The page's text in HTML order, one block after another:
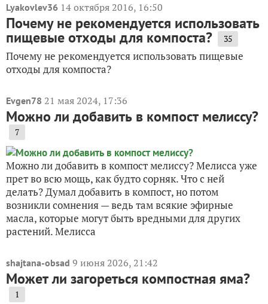
Lyakovlev36 14 октября 2016, 16:50
Почему не рекомендуется использовать
пищевые отходы для компоста? 35
Почему не рекомендуется использовать пищевые
отходы для компоста?
Evgen78 21 мая 2024, 17:36
Можно ли добавить в компост мелиссу?
7
Можно ли добавить в компост мелиссу? Мелисса уже
прет во всю мощь, как будто сорняк. Что с ней
делать? Думал добавить в компост, но потом
возникли сомнения — ведь там всякие эфирные
масла, которые могут быть вредными для других
растений. Мелисса
shajtana-obsad 9 июня 2026, 21:42
Может ли загореться компостная яма?
1